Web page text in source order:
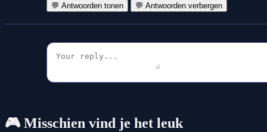
💬 Antwoorden tonen 💬 Antwoorden verbergen
🎮 Misschien vind je het leuk